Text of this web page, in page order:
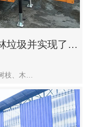
垃圾并实现了再
枝、木…